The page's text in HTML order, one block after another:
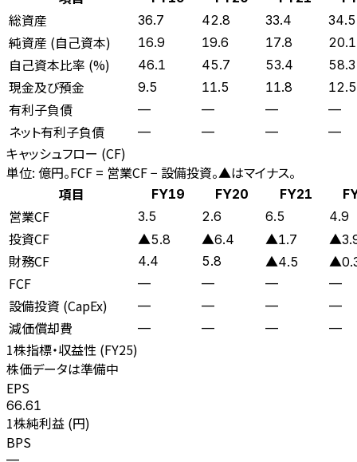
総資産 36.7 42.8 33.4 34.5
純資産 (自己資本) 16.9 19.6 17.8 20.1
自己資本比率 (%) 46.1 45.7 53.4 58.3
現金及び預金 9.5 11.5 11.8 12.5
有利子負債 — — — —
ネット有利子負債 — — — —
キャッシュフロー (CF)
単位: 億円。FCF = 営業CF − 設備投資。▲はマイナス。
項目
FY19 FY20 FY21
営業CF 3.5 2.6 6.5 4.9
投資CF ▲5.8 ▲6.4 ▲1.7
財務CF 4.4 5.8 ▲4.5
FCF — — — —
設備投資 (CapEx) — — — —
減価償却費 — — — —
1株指標・収益性 (FY25)
株価データは準備中
EPS
66.61
1株純利益 (円)
BPS